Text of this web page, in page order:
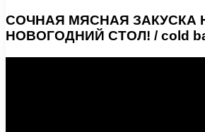
СОЧНАЯ МЯСНАЯ ЗАКУСКА
НОВОГОДНИЙ СТОЛ! / cold